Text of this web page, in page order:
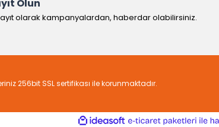
Olun
olarak kampanyalardan, haberdar olabilirsiniz.
256bit SSL sertifikası ile korunmaktadır.
ideasoft e-